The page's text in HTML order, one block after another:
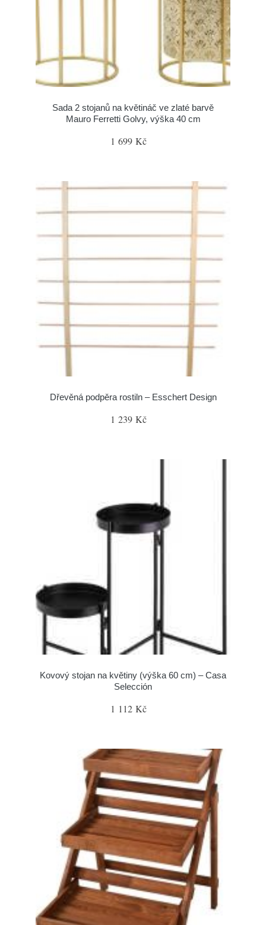
Sada 2 stojanů na květináč ve zlaté barvě
Mauro Ferretti Golvy, výška 40 cm
1 699 Kč
Dřevěná podpěra rostiln – Esschert Design
1 239 Kč
Kovový stojan na květiny (výška 60 cm) – Casa
Selección
1 112 Kč